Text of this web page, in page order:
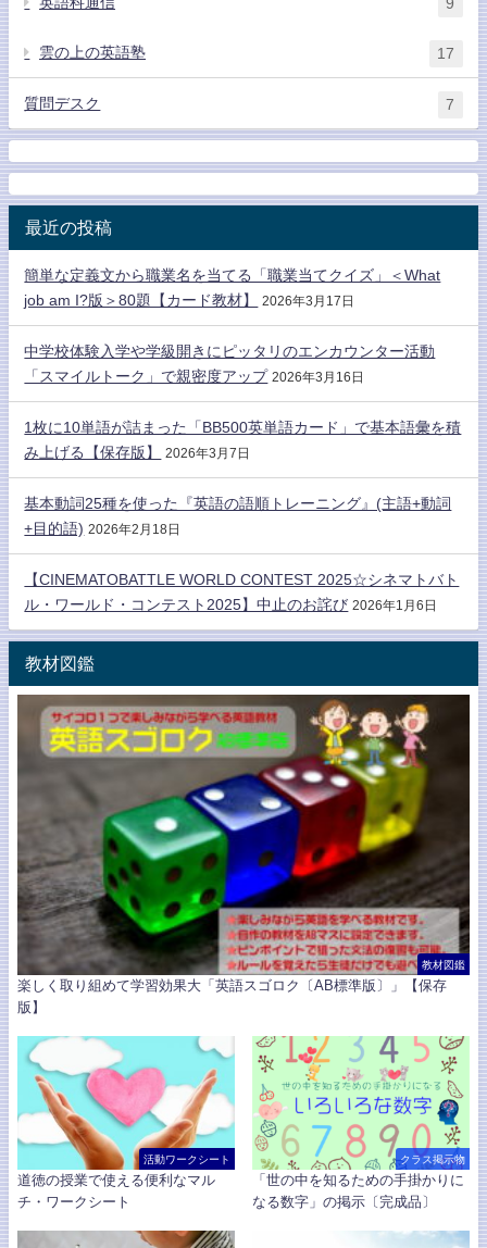
雲の上の英語塾 17
質問デスク 7
最近の投稿
簡単な定義文から職業名を当てる「職業当てクイズ」＜What
job am I?版＞80題【カード教材】
2026年3月17日
中学校体験入学や学級開きにピッタリのエンカウンター活動
「スマイルトーク」で親密度アップ 2026年3月16日
1枚に10単語が詰まった「BB500英単語カード」で基本語彙を積
み上げる【保存版】
2026年3月7日
基本動詞25種を使った『英語の語順トレーニング』(主語+動詞
+目的語) 2026年2月18日
【CINEMATOBATTLE WORLD CONTEST 2025☆シネマトバト
ル・ワールド・コンテスト2025】中止のお詫び 2026年1月6日
教材図鑑
教材図鑑
楽しく取り組めて学習効果大「英語スゴロク〔AB標準版〕」【保存
版】
活動ワークシート
道徳の授業で使える便利なマル
チ・ワークシート
クラス掲示物
「世の中を知るための手掛かりに
なる数字」の掲示〔完成品〕